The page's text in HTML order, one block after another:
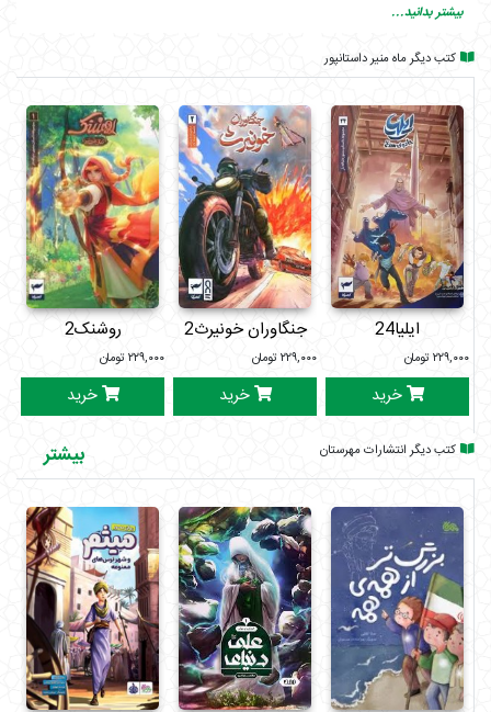
شاید این بار جواب همه ی سوالات در بین اعداد و ارقام و نمودارهای
کامران باشد…
بیشتر بدانید...
کتب دیگر ماه منیر داستانپور
ایلیا24
۲۲۹,۰۰۰ تومان
خرید
جنگاوران خونیرث2
۲۲۹,۰۰۰ تومان
خرید
روشنک2
۲۲۹,۰۰۰ تومان
خرید
کتب دیگر انتشارات مهرستان بیشتر